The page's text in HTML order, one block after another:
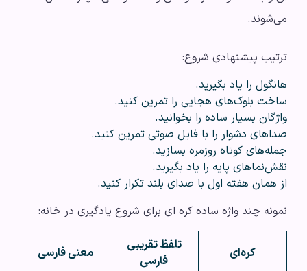
می‌شوند.
ترتیب پیشنهادی شروع:
هانگول را یاد بگیرید.
ساخت بلوک‌های هجایی را تمرین کنید.
واژگان بسیار ساده را بخوانید.
صداهای دشوار را با فایل صوتی تمرین کنید.
جمله‌های کوتاه روزمره بسازید.
نقش‌نماهای پایه را یاد بگیرید.
از همان هفته اول با صدای بلند تکرار کنید.
نمونه چند واژه ساده کره ای برای شروع یادگیری در خانه:
کره‌ای
تلفظ تقریبی
فارسی
معنی فارسی